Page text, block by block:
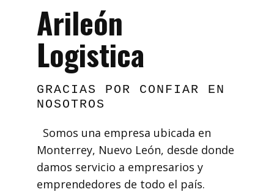
Arileón
Logistica
GRACIAS POR CONFIAR EN
NOSOTROS
Somos una empresa ubicada en
Monterrey, Nuevo León, desde donde
damos servicio a empresarios y
emprendedores de todo el país.